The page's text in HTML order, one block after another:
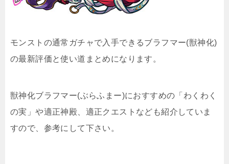
モンストの通常ガチャで入手できるブラフマー(獣神化)
の最新評価と使い道まとめになります。
獣神化ブラフマー(ぶらふまー)におすすめの「わくわく
の実」や適正神殿、適正クエストなども紹介していま
すので、参考にして下さい。